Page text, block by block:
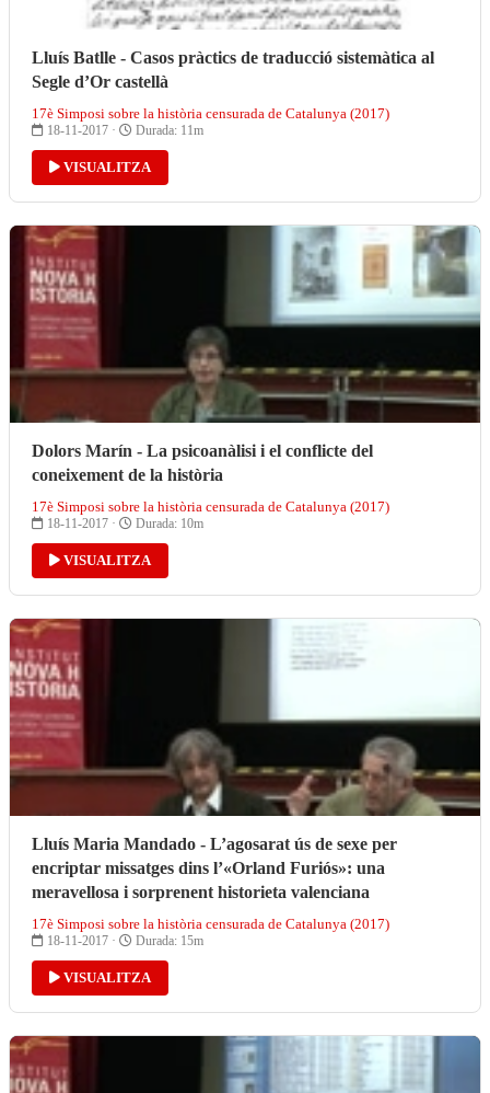
Lluís Batlle - Casos pràctics de traducció sistemàtica al
Segle d’Or castellà
17è Simposi sobre la història censurada de Catalunya (2017)
18-11-2017 · Durada: 11m
VISUALITZA
Dolors Marín - La psicoanàlisi i el conflicte del
coneixement de la història
17è Simposi sobre la història censurada de Catalunya (2017)
18-11-2017 · Durada: 10m
VISUALITZA
Lluís Maria Mandado - L’agosarat ús de sexe per
encriptar missatges dins l’«Orland Furiós»: una
meravellosa i sorprenent historieta valenciana
17è Simposi sobre la història censurada de Catalunya (2017)
18-11-2017 · Durada: 15m
VISUALITZA